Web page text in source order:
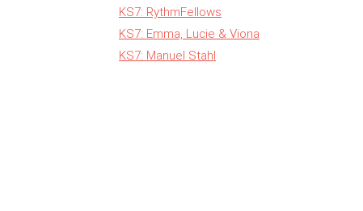
KS7: RythmFellows
KS7: Emma, Lucie & Viona
KS7: Manuel Stahl